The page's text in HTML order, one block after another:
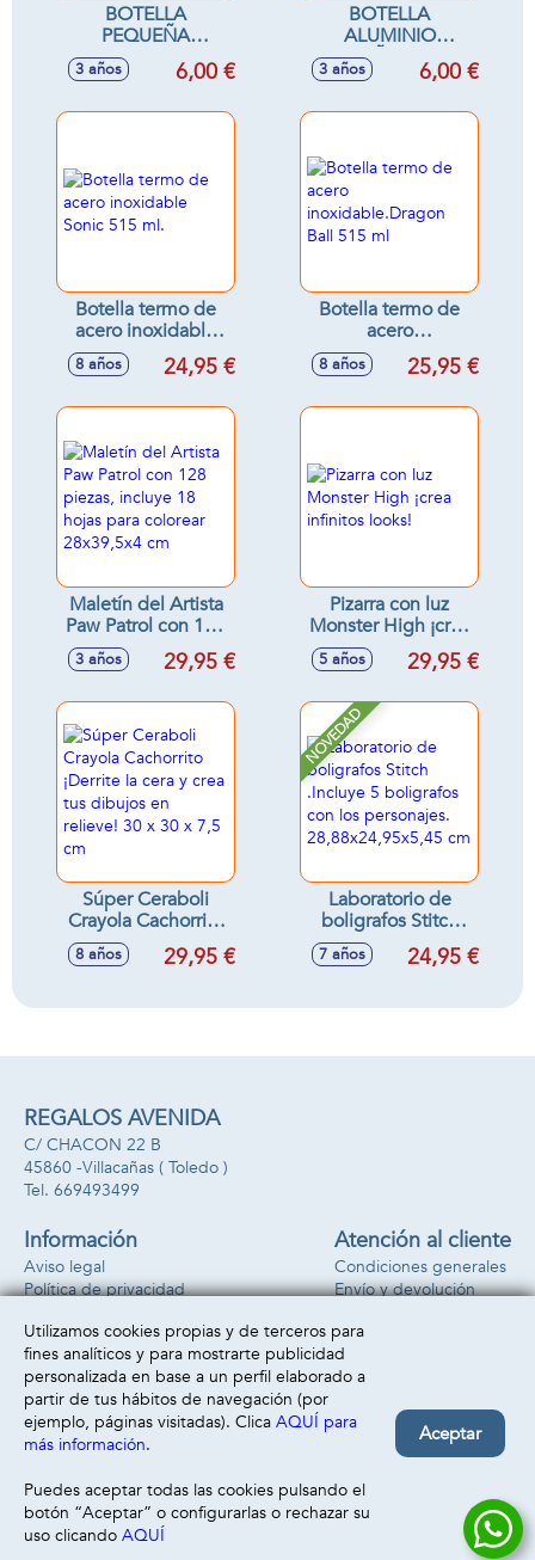
BOTELLA
PEQUEÑA
ALUMINIO 400 ML
PEPPA PIG
3 años 6,00 €
BOTELLA
ALUMINIO
PEQUEÑA 400 ML
SUPERTHINGS
3 años 6,00 €
Botella termo de
acero inoxidable
Sonic 515 ml.
8 años 24,95 €
Botella termo de
acero
inoxidable.Dragon
Ball 515 ml
8 años 25,95 €
Maletín del Artista
Paw Patrol con 128
piezas, incluye 18
hojas para colorear
3 años 29,95 €
Pizarra con luz
Monster High ¡crea
infinitos looks!
5 años 29,95 €
Súper Ceraboli
Crayola Cachorrito
¡Derrite la cera y
crea tus dibujos en
7,5 cm
8 años 29,95 €
NOVEDAD
Laboratorio de
boligrafos Stitch
.Incluye 5
boligrafos con los
28,88x24,95x5,45
7 años 24,95 €
REGALOS AVENIDA
C/ CHACON 22 B
45860 -Villacañas ( Toledo )
669493499
Información
Aviso legal
Política de privacidad
Atención al cliente
Condiciones generales
Envío y devolución
Formas de pago
Utilizamos cookies propias y de terceros para
fines analíticos y para mostrarte publicidad
personalizada en base a un perfil elaborado a
partir de tus hábitos de navegación (por
ejemplo, páginas visitadas). Clica AQUÍ para
más información.
Puedes aceptar todas las cookies pulsando el
botón “Aceptar” o configurarlas o rechazar su
uso clicando AQUÍ
Aceptar